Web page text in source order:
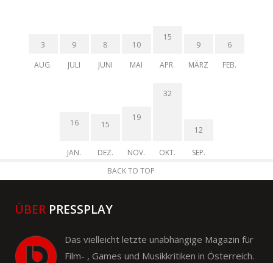
3
AUG.
9
JULI
8
JUNI
10
MAI
15
APR.
9
MÄRZ
6
FEB.
16
JAN.
15
DEZ.
19
NOV.
32
OKT.
12
SEP.
BACK TO TOP
ÜBER PRESSPLAY
Das vielleicht letzte unabhängige Magazin für
Film- , Games und Musikkritiken in Österreich.